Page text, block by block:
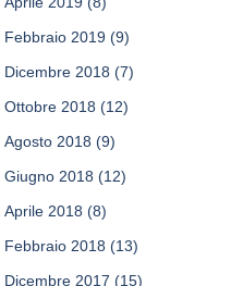
Febbraio 2019 (9)
Dicembre 2018 (7)
Ottobre 2018 (12)
Agosto 2018 (9)
Giugno 2018 (12)
Aprile 2018 (8)
Febbraio 2018 (13)
Dicembre 2017 (15)